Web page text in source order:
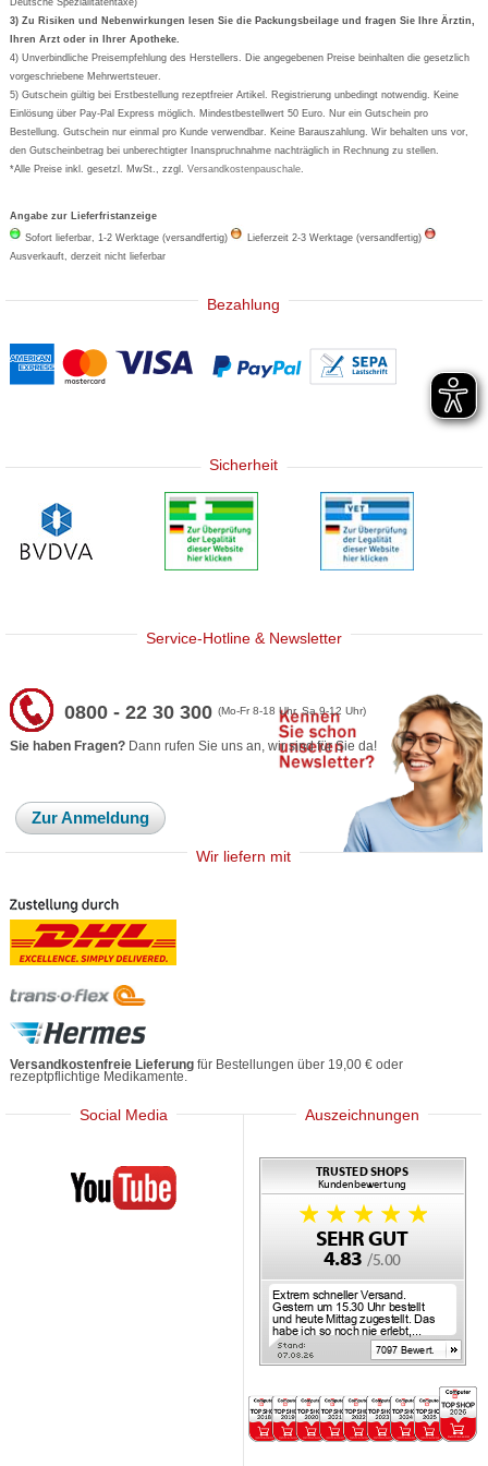
Formoline
Wick
Eucerin
Basica
Deutsche Spezialitätentaxe)
3) Zu Risiken und Nebenwirkungen lesen Sie die Packungsbeilage und fragen Sie Ihre Ärztin,
Ihren Arzt oder in Ihrer Apotheke.
4) Unverbindliche Preisempfehlung des Herstellers. Die angegebenen Preise beinhalten die gesetzlich
vorgeschriebene Mehrwertsteuer.
5) Gutschein gültig bei Erstbestellung rezeptfreier Artikel. Registrierung unbedingt notwendig. Keine
Einlösung über Pay-Pal Express möglich. Mindestbestellwert 50 Euro. Nur ein Gutschein pro
Bestellung. Gutschein nur einmal pro Kunde verwendbar. Keine Barauszahlung. Wir behalten uns vor,
den Gutscheinbetrag bei unberechtigter Inanspruchnahme nachträglich in Rechnung zu stellen.
*Alle Preise inkl. gesetzl. MwSt., zzgl.Versandkostenpauschale.
Angabe zur Lieferfristanzeige
Sofort lieferbar, 1-2 Werktage (versandfertig)
Lieferzeit 2-3 Werktage (versandfertig)
Ausverkauft, derzeit nicht lieferbar
Bezahlung
Sicherheit
Service-Hotline & Newsletter
0800 - 22 30 300(Mo-Fr 8-18 Uhr, Sa 9-12 Uhr)
Sie haben Fragen? Dann rufen Sie uns an, wir sind für Sie da!
Zur Anmeldung
Wir liefern mit
Versandkostenfreie Lieferung für Bestellungen über 19,00 € oder
rezeptpflichtige Medikamente.
Social Media
Mediherz
Auszeichnungen